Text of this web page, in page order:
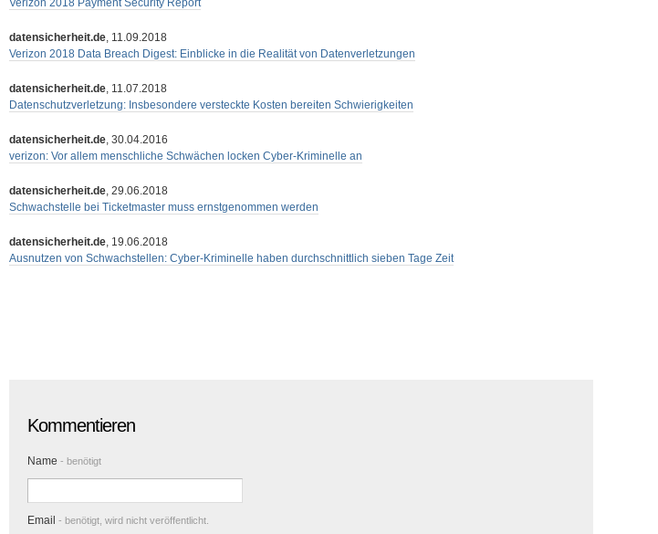
Verizon 2018 Payment Security Report
datensicherheit.de, 11.09.2018
Verizon 2018 Data Breach Digest: Einblicke in die Realität von Datenverletzungen
datensicherheit.de, 11.07.2018
Datenschutzverletzung: Insbesondere versteckte Kosten bereiten Schwierigkeiten
datensicherheit.de, 30.04.2016
verizon: Vor allem menschliche Schwächen locken Cyber-Kriminelle an
datensicherheit.de, 29.06.2018
Schwachstelle bei Ticketmaster muss ernstgenommen werden
datensicherheit.de, 19.06.2018
Ausnutzen von Schwachstellen: Cyber-Kriminelle haben durchschnittlich sieben Tage Zeit
Kommentieren
Name - benötigt
Email - benötigt, wird nicht veröffentlicht.